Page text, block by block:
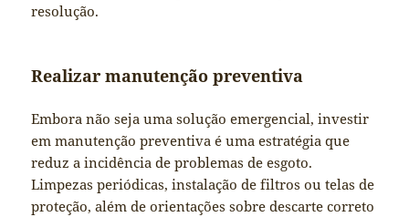
resolução.
Realizar manutenção preventiva
Embora não seja uma solução emergencial, investir
em manutenção preventiva é uma estratégia que
reduz a incidência de problemas de esgoto.
Limpezas periódicas, instalação de filtros ou telas de
proteção, além de orientações sobre descarte correto